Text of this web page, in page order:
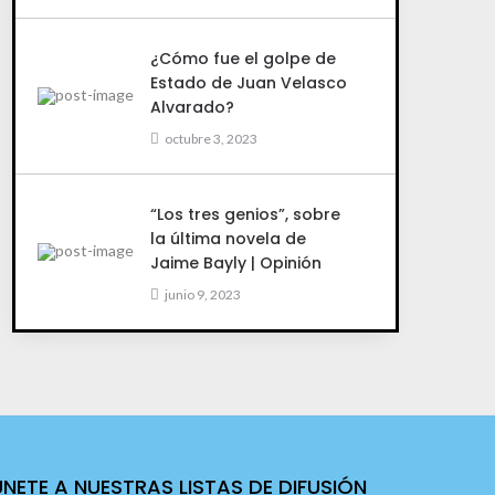
¿Cómo fue el golpe de
Estado de Juan Velasco
Alvarado?
octubre 3, 2023
“Los tres genios”, sobre
la última novela de
Jaime Bayly | Opinión
junio 9, 2023
A NUESTRAS LISTAS DE DIFUSIÓN